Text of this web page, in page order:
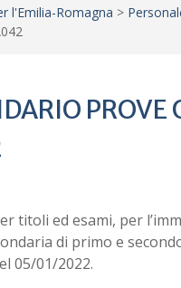
l'Emilia-Romagna >
PROVE
titoli ed esami, per
di primo e
05/01/2022.